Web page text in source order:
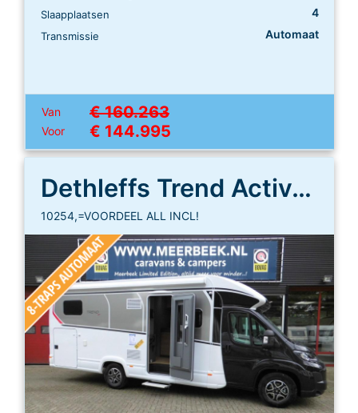
Slaapplaatsen 4
Transmissie Automaat
Van € 160.263
Voor € 144.995
Dethleffs Trend Active T 7057 EBL
10254,=VOORDEEL ALL INCL!